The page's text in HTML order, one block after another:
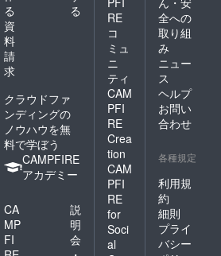
る
る
資
料
請
求
クラウドファ
ンディングの
ノウハウを無
料で学ぼう
CAMPFIRE
アカデミー
CA
MP
FI
説
明
会
RE
コ
ミュ
ニ
ティ
CAM
PFI
RE
Crea
tion
CAM
PFI
RE
for
Soci
al
全への
取り組
み
ニュー
ス
ヘルプ
お問い
合わせ
各種規定
利用規
約
細則
プライ
バシー